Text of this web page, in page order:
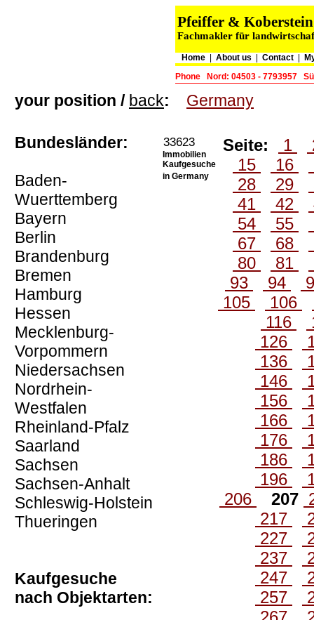
Pfeiffer &
Fachmakler für
Home| About us Contact|
Phone
Nord: 04503 - 7793957
your position / back: Germany
Bundesländer:
Baden-
Wuerttemberg
Bayern
Berlin
Brandenburg
Bremen
Hamburg
Hessen
Mecklenburg-
Vorpommern
Niedersachsen
Nordrhein-
Westfalen
Rheinland-Pfalz
Saarland
Sachsen
Sachsen-Anhalt
Schleswig-Holstein
Thueringen
Kaufgesuche
nach Objektarten:
33623
Immobilien
Kaufgesuche
in Germany
Seite: 1
15
16
28
29
41
42
54
55
67
68
80
81
93
94
105
106
116
126
136
146
156
166
176
186
196
206
207
217
227
237
247
257